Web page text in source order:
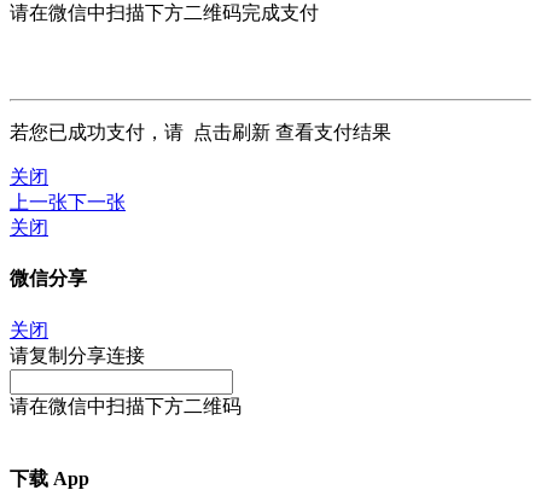
请在微信中扫描下方二维码完成支付
若您已成功支付，请 点击刷新 查看支付结果
关闭
上一张下一张
关闭
微信分享
关闭
请复制分享连接
请在微信中扫描下方二维码
下载 App